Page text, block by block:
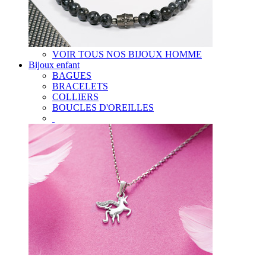
VOIR TOUS NOS BIJOUX HOMME
Bijoux enfant
BAGUES
BRACELETS
COLLIERS
BOUCLES D'OREILLES